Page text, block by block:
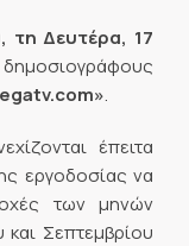
τη Δευτέρα, 17
.
έπειτα
εργοδοσίας να
των μηνών
Σεπτεμβρίου